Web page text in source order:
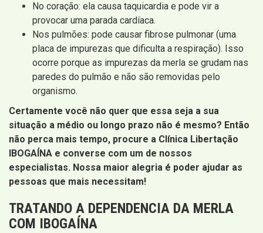
No coração: ela causa taquicardia e pode vir a
provocar uma parada cardíaca.
Nos pulmões: pode causar fibrose pulmonar (uma
placa de impurezas que dificulta a respiração). Isso
ocorre porque as impurezas da merla se grudam nas
paredes do pulmão e não são removidas pelo
organismo.
Certamente você não quer que essa seja a sua
situação a médio ou longo prazo não é mesmo? Então
não perca mais tempo, procure a Clínica Libertação
IBOGAÍNA e converse com um de nossos
especialistas. Nossa maior alegria é poder ajudar as
pessoas que mais necessitam!
TRATANDO A DEPENDENCIA DA MERLA
COM IBOGAÍNA